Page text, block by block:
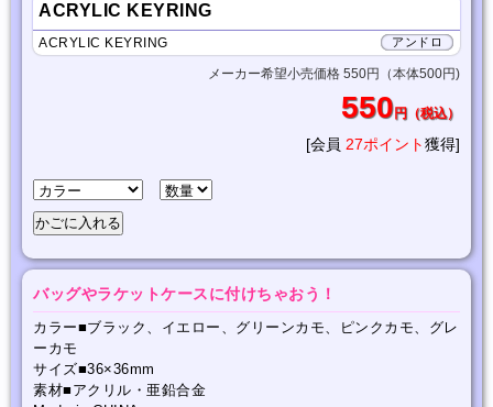
ACRYLIC KEYRING
アンドロ
ACRYLIC KEYRING
メーカー希望小売価格 550円（本体500円)
550円（税込）
[会員 27ポイント獲得]
バッグやラケットケースに付けちゃおう！
カラー■ブラック、イエロー、グリーンカモ、ピンクカモ、グレ
ーカモ
サイズ■36×36mm
素材■アクリル・亜鉛合金